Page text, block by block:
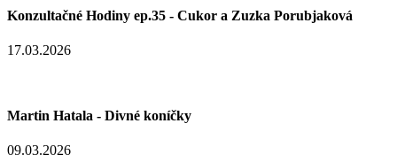
Konzultačné Hodiny ep.35 - Cukor a Zuzka Porubjaková
17.03.2026
Martin Hatala - Divné koníčky
09.03.2026